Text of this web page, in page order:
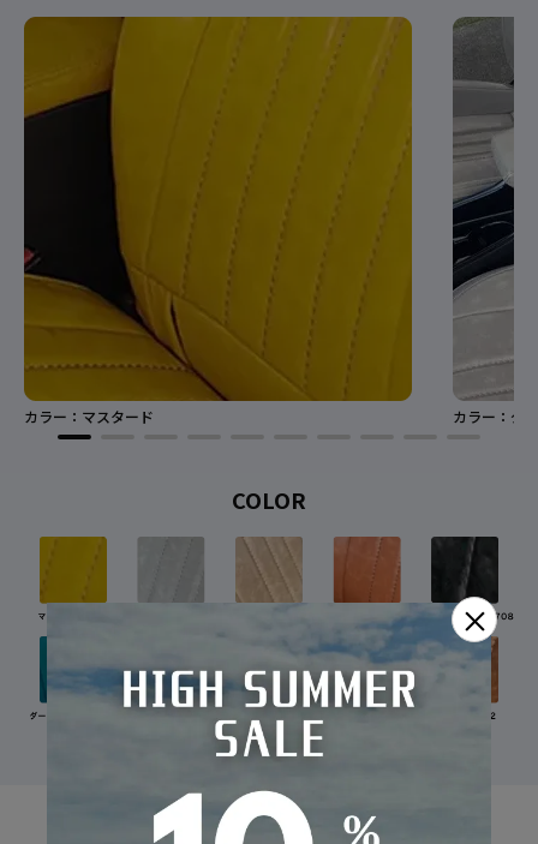
カラー：マスタード カラー：グ
COLOR
×